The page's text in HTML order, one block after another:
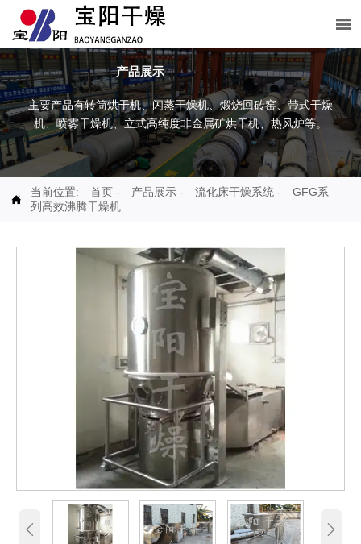

产品展示
主要产品有转筒烘干机、闪蒸干燥机、煅烧回砖窑、带式干燥
机、喷雾干燥机、立式高纯度非金属矿烘干机、热风炉等。

当前位置: 首页 - 产品展示 - 流化床干燥系统 -
GFG系
列高效沸腾干燥机
 